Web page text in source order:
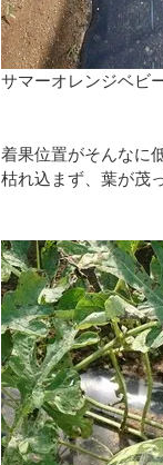
サマーオレンジベビ
着果位置がそんなに
枯れ込まず、葉が茂